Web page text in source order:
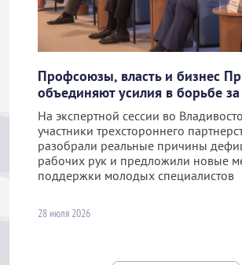
Профсоюзы, власть и бизнес
объединяют усилия в борьбе
На экспертной сессии во
участники трехстороннего
разобрали реальные причины
рабочих рук и предложили новые
поддержки молодых специалистов
28 июля 2026